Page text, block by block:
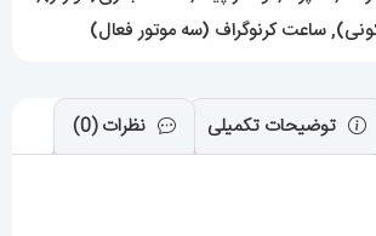
,ساعت کرنوگراف (سه موتور فعال)
توضیحات تکمیلی نظرات (0)